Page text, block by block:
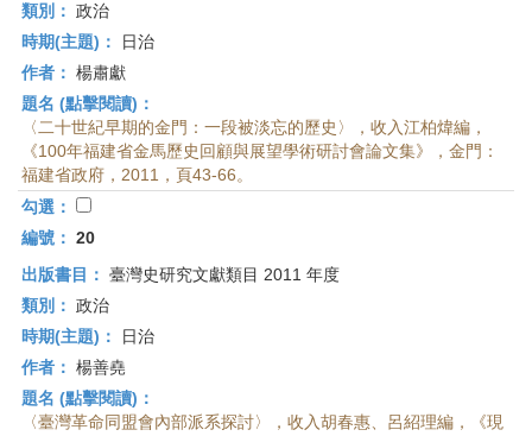
類別： 政治
時期(主題)：
日治
作者： 楊肅獻
題名 (點擊閱讀)：
〈二十世紀早期的金門：一段被淡忘的歷史〉，收入江柏煒編，
《100年福建省金馬歷史回顧與展望學術研討會論文集》，金門：
福建省政府，2011，頁43-66。
勾選：
編號： 20
出版書目： 臺灣史研究文獻類目 2011 年度
類別： 政治
時期(主題)：
日治
作者： 楊善堯
題名 (點擊閱讀)：
〈臺灣革命同盟會內部派系探討〉，收入胡春惠、呂紹理編，《現